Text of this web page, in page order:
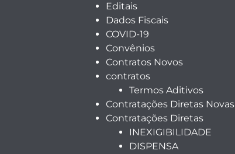
Editais
Dados Fiscais
COVID-19
Convênios
Contratos Novos
contratos
Termos Aditivos
Contratações Diretas Novas
Contratações Diretas
INEXIGIBILIDADE
DISPENSA